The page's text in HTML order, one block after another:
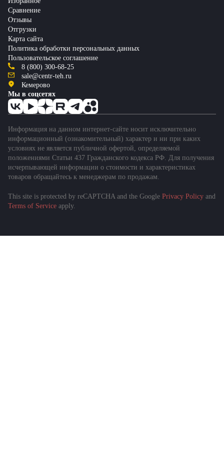
Сравнение
Отзывы
Отгрузки
Карта сайта
Политика обработки персональных данных
Пользовательское соглашение
8 (800) 300-68-25
sale@centr-teh.ru
Кемерово
Мы в соцсетях
Информация на данном интернет-сайте носит исключительно
информационный (ознакомительный) характер и ни при каких
условиях не является публичной офертой, определяемой
положениями Статьи 437 Гражданского кодекса РФ. Для получения
исчерпывающей информации о стоимости и характеристиках
товаров обращайтесь к менеджерам по продажам.
This site is protected by reCAPTCHA and the Google Privacy Policy and
Terms of Service apply.